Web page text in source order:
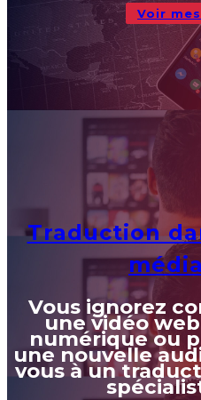
Voir
Traduction
Vous ignorez
une vidéo
numérique ou
une nouvelle
vous à un